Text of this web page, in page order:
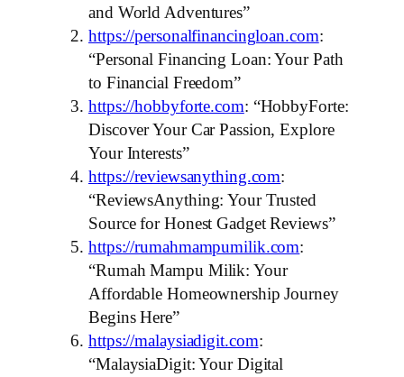
and World Adventures”
https://personalfinancingloan.com:
“Personal Financing Loan: Your Path
to Financial Freedom”
https://hobbyforte.com: “HobbyForte:
Discover Your Car Passion, Explore
Your Interests”
https://reviewsanything.com:
“ReviewsAnything: Your Trusted
Source for Honest Gadget Reviews”
https://rumahmampumilik.com:
“Rumah Mampu Milik: Your
Affordable Homeownership Journey
Begins Here”
https://malaysiadigit.com:
“MalaysiaDigit: Your Digital